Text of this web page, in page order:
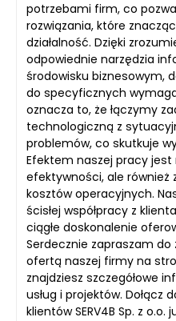
potrzebami firm, co
rozwiązania, które
działalność. Dzięki
odpowiednie narzędzia
środowisku biznesowym,
do specyficznych
oznacza to, że łączymy
technologiczną z
problemów, co skutkuje
Efektem naszej pracy jest
efektywności, ale
kosztów operacyjnych.
ścisłej współpracy z
ciągłe doskonalenie
Serdecznie zapraszam do
ofertą naszej firmy na
znajdziesz szczegółowe
usług i projektów. Dołącz
klientów SERV4B Sp. z o.o.